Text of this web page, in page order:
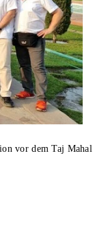
vor dem Taj Mahal